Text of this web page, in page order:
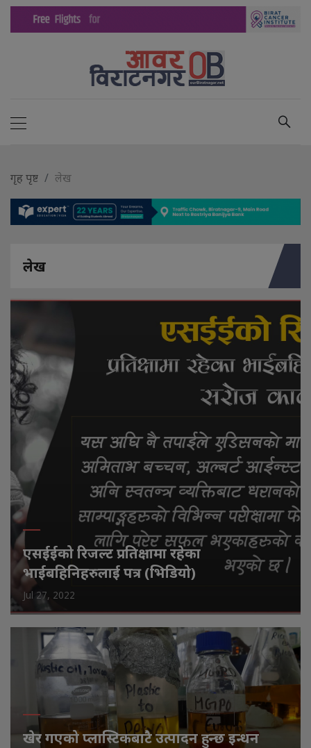
गृह पृष्ट लेख
लेख
एसईईको रिजल्ट प्रतिक्षामा रहेका
भाईबहिनिहरुलाई पत्र (भिडियो)
Jul 27, 2022
खेर गएको प्लास्टिकबाटै उत्पादन हुन्छ इन्धन